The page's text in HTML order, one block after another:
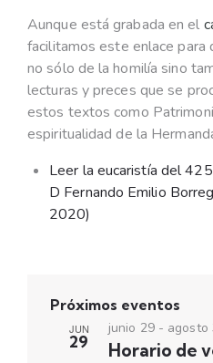
Aunque está grabada en el
facilitamos este enlace para
no sólo de la homilía sino
lecturas y preces que se
estos textos como
espiritualidad de la
Leer la eucaristía del
D Fernando Emilio
2020)
Próximos eventos
JUN
29
junio 29- agosto
Horario de